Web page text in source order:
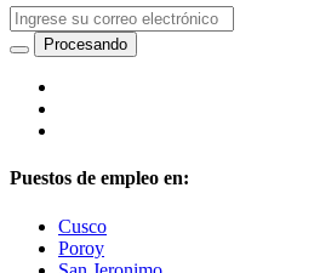
Puestos de empleo en:
Cusco
Poroy